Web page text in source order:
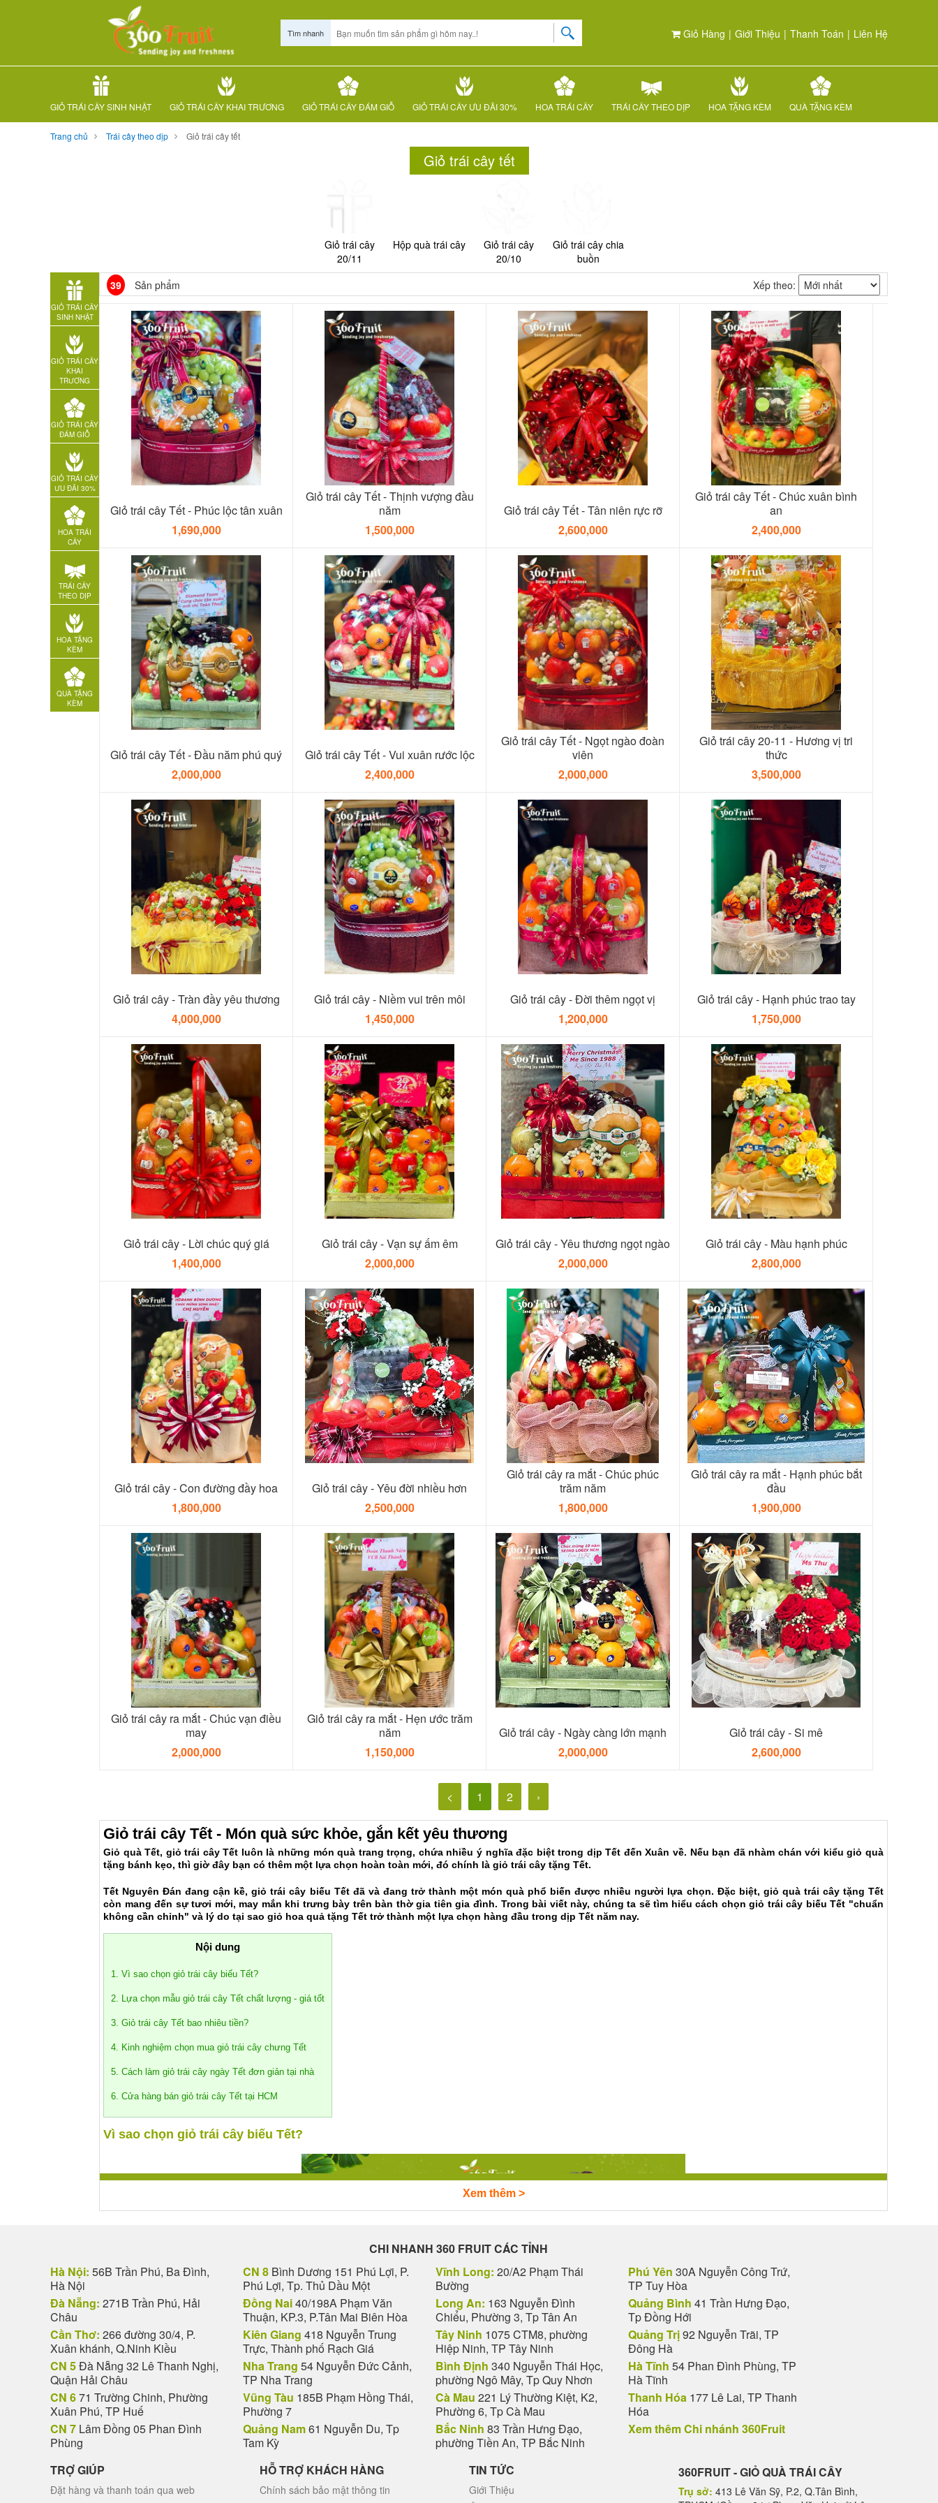
Giỏ Hàng | Giới Thiệu | Thanh Toán | Liên Hệ
Tìm nhanh
GIỎ TRÁI CÂY SINH NHẬT GIỎ TRÁI CÂY KHAI TRƯƠNG GIỎ TRÁI CÂY ĐÁM GIỖ GIỎ TRÁI CÂY ƯU ĐÃI 30% HOA TRÁI CÂY TRÁI CÂY THEO DỊP HOA TẶNG KÈM QUÀ TẶNG KÈM
Trang chủ Trái cây theo dịp Giỏ trái cây tết
Giỏ trái cây tết
Giỏ trái cây
20/11
Hộp quà trái cây
Giỏ trái cây
20/10
Giỏ trái cây chia
buồn
GIỎ TRÁI CÂY
SINH NHẬT
GIỎ TRÁI CÂY
KHAI
TRƯƠNG
GIỎ TRÁI CÂY
ĐÁM GIỖ
GIỎ TRÁI CÂY
ƯU ĐÃI 30%
HOA TRÁI
CÂY
TRÁI CÂY
THEO DỊP
HOA TẶNG
KÈM
QUÀ TẶNG
KÈM
39 Sản phẩm Xếp theo:
Giỏ trái cây Tết - Phúc lộc tân xuân
1,690,000
Giỏ trái cây Tết - Thịnh vượng đầu
năm
1,500,000
Giỏ trái cây Tết - Tân niên rực rỡ
2,600,000
Giỏ trái cây Tết - Chúc xuân bình
an
2,400,000
Giỏ trái cây Tết - Đầu năm phú quý
2,000,000
Giỏ trái cây Tết - Vui xuân rước lộc
2,400,000
Giỏ trái cây Tết - Ngọt ngào đoàn
viên
2,000,000
Giỏ trái cây 20-11 - Hương vị tri
thức
3,500,000
Giỏ trái cây - Tràn đầy yêu thương
4,000,000
Giỏ trái cây - Niềm vui trên môi
1,450,000
Giỏ trái cây - Đời thêm ngọt vị
1,200,000
Giỏ trái cây - Hạnh phúc trao tay
1,750,000
Giỏ trái cây - Lời chúc quý giá
1,400,000
Giỏ trái cây - Vạn sự ấm êm
2,000,000
Giỏ trái cây - Yêu thương ngọt ngào
2,000,000
Giỏ trái cây - Màu hạnh phúc
2,800,000
Giỏ trái cây - Con đường đầy hoa
1,800,000
Giỏ trái cây - Yêu đời nhiều hơn
2,500,000
Giỏ trái cây ra mắt - Chúc phúc
trăm năm
1,800,000
Giỏ trái cây ra mắt - Hạnh phúc bắt
đầu
1,900,000
Giỏ trái cây ra mắt - Chúc vạn điều
may
2,000,000
Giỏ trái cây ra mắt - Hẹn ước trăm
năm
1,150,000
Giỏ trái cây - Ngày càng lớn mạnh
2,000,000
Giỏ trái cây - Si mê
2,600,000
< 1 2 ›
Giỏ trái cây Tết - Món quà sức khỏe, gắn kết yêu thương
Giỏ quà Tết, giỏ trái cây Tết luôn là những món quà trang trọng, chứa nhiều ý nghĩa đặc biệt trong dịp Tết đến Xuân về. Nếu bạn đã nhàm chán với kiểu giỏ quà
tặng bánh kẹo, thì giờ đây bạn có thêm một lựa chọn hoàn toàn mới, đó chính là giỏ trái cây tặng Tết.
Tết Nguyên Đán đang cận kề, giỏ trái cây biếu Tết đã và đang trở thành một món quà phổ biến được nhiều người lựa chọn. Đặc biệt, giỏ quà trái cây tặng Tết
còn mang đến sự tươi mới, may mắn khi trưng bày trên bàn thờ gia tiên gia đình. Trong bài viết này, chúng ta sẽ tìm hiểu cách chọn giỏ trái cây biếu Tết "chuẩn
không cần chỉnh" và lý do tại sao giỏ hoa quả tặng Tết trở thành một lựa chọn hàng đầu trong dịp Tết năm nay.
Nội dung
1. Vì sao chọn giỏ trái cây biếu Tết?
2. Lựa chọn mẫu giỏ trái cây Tết chất lượng - giá tốt
3. Giỏ trái cây Tết bao nhiêu tiền?
4. Kinh nghiệm chọn mua giỏ trái cây chưng Tết
5. Cách làm giỏ trái cây ngày Tết đơn giản tại nhà
6. Cửa hàng bán giỏ trái cây Tết tại HCM
Vì sao chọn giỏ trái cây biếu Tết?
Giỏ trái cây tết - Đón xuân an khang
- Giá thành phải chăng, phù hợp với nhiều doanh nghiệp, cá nhân
Không quá ngạc nhiên khi dịp cuối năm, hầu hết tất cả doanh nghiệp, tổ chức, đoàn thể, cá nhân đều tất bật tìm mua quà tặng biếu đối tác, nhân viên, khách hàng,... Sẽ có
Xem thêm >
CHI NHANH 360 FRUIT CÁC TỈNH
Hà Nội: 56B Trần Phú, Ba Đình,
Hà Nội
Đà Nẵng: 271B Trần Phú, Hải
Châu
Cần Thơ: 266 đường 30/4, P.
Xuân khánh, Q.Ninh Kiều
CN 5Đà Nẵng 32 Lê Thanh Nghị,
Quận Hải Châu
CN 671 Trường Chinh, Phường
Xuân Phú, TP Huế
CN 7 Lâm Đồng 05 Phan Đình
Phùng
CN 8 Bình Dương 151 Phú Lợi, P.
Phú Lợi, Tp. Thủ Dầu Một
Đồng Nai40/198A Phạm Văn
Thuận, KP.3, P.Tân Mai Biên Hòa
Kiên Giang 418 Nguyễn Trung
Trực, Thành phố Rạch Giá
Nha Trang 54 Nguyễn Đức Cảnh,
TP Nha Trang
Vũng Tàu 185B Phạm Hồng Thái,
Phường 7
Quảng Nam61 Nguyễn Du, Tp
Tam Kỳ
Vĩnh Long: 20/A2 Phạm Thái
Bường
Long An: 163 Nguyễn Đình
Chiểu, Phường 3, Tp Tân An
Tây Ninh 1075 CTM8, phường
Hiệp Ninh, TP Tây Ninh
Bình Định 340 Nguyễn Thái Học,
phường Ngô Mây, Tp Quy Nhơn
Cà Mau 221 Lý Thường Kiệt, K2,
Phường 6, Tp Cà Mau
Bắc Ninh 83 Trần Hưng Đạo,
phường Tiền An, TP Bắc Ninh
Phú Yên 30A Nguyễn Công Trứ,
TP Tuy Hòa
Quảng Bình 41 Trần Hưng Đạo,
Tp Đồng Hới
Quảng Trị92 Nguyễn Trãi, TP
Đông Hà
Hà Tĩnh 54 Phan Đình Phùng, TP
Hà Tĩnh
Thanh Hóa 177 Lê Lai, TP Thanh
Hóa
Xem thêm Chi nhánh 360Fruit
TRỢ GIÚP
Đặt hàng và thanh toán qua web
HỖ TRỢ KHÁCH HÀNG
Chính sách bảo mật thông tin
TIN TỨC
Giới Thiệu
360FRUIT - GIỎ QUÀ TRÁI CÂY
Trụ sở: 413 Lê Văn Sỹ, P.2, Q.Tân Bình,